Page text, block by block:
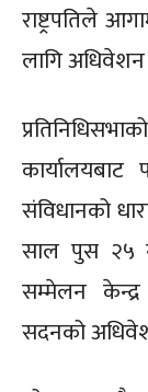
राष्ट्रपतिले
लागि
कार्यालयबाट
संविधानको
साल पुस २५
सम्मेलन
सदनको